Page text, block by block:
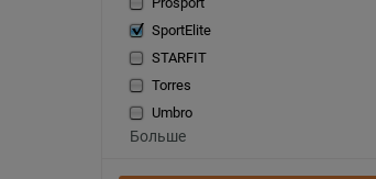
SportElite
STARFIT
Torres
Umbro
Больше